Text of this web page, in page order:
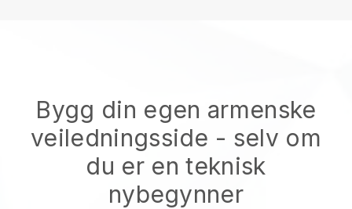
Bygg din egen armenske
veiledningsside - selv om
du er en teknisk
nybegynner